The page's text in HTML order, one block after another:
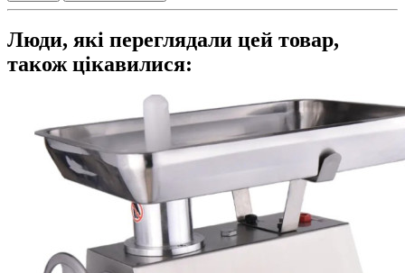
Люди, які переглядали цей товар,
також цікавилися: